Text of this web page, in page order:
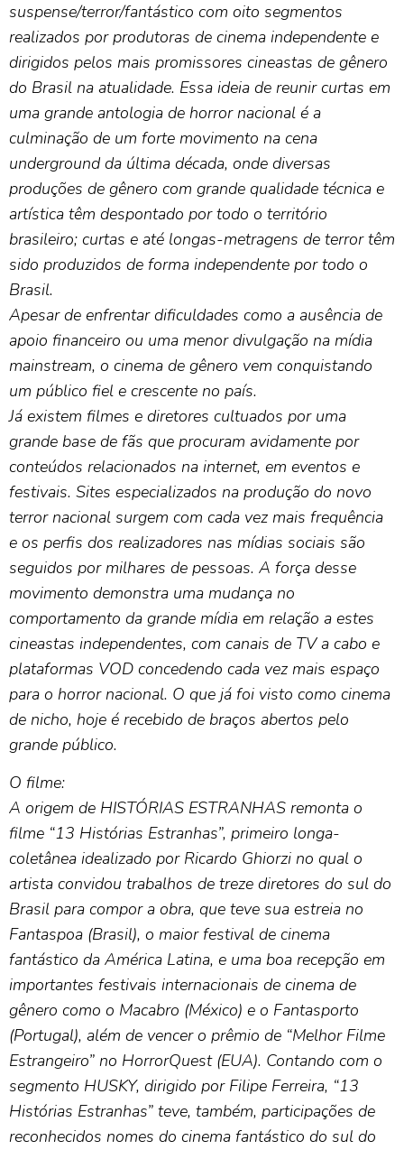
suspense/terror/fantástico com oito segmentos
realizados por produtoras de cinema independente e
dirigidos pelos mais promissores cineastas de gênero
do Brasil na atualidade. Essa ideia de reunir curtas em
uma grande antologia de horror nacional é a
culminação de um forte movimento na cena
underground da última década, onde diversas
produções de gênero com grande qualidade técnica e
artística têm despontado por todo o território
brasileiro; curtas e até longas-metragens de terror têm
sido produzidos de forma independente por todo o
Brasil.
Apesar de enfrentar dificuldades como a ausência de
apoio financeiro ou uma menor divulgação na mídia
mainstream, o cinema de gênero vem conquistando
um público fiel e crescente no país.
Já existem filmes e diretores cultuados por uma
grande base de fãs que procuram avidamente por
conteúdos relacionados na internet, em eventos e
festivais. Sites especializados na produção do novo
terror nacional surgem com cada vez mais frequência
e os perfis dos realizadores nas mídias sociais são
seguidos por milhares de pessoas. A força desse
movimento demonstra uma mudança no
comportamento da grande mídia em relação a estes
cineastas independentes, com canais de TV a cabo e
plataformas VOD concedendo cada vez mais espaço
para o horror nacional. O que já foi visto como cinema
de nicho, hoje é recebido de braços abertos pelo
grande público.
O filme:
A origem de HISTÓRIAS ESTRANHAS remonta o
filme “13 Histórias Estranhas”, primeiro longa-
coletânea idealizado por Ricardo Ghiorzi no qual o
artista convidou trabalhos de treze diretores do sul do
Brasil para compor a obra, que teve sua estreia no
Fantaspoa (Brasil), o maior festival de cinema
fantástico da América Latina, e uma boa recepção em
importantes festivais internacionais de cinema de
gênero como o Macabro (México) e o Fantasporto
(Portugal), além de vencer o prêmio de “Melhor Filme
Estrangeiro” no HorrorQuest (EUA). Contando com o
segmento HUSKY, dirigido por Filipe Ferreira, “13
Histórias Estranhas” teve, também, participações de
reconhecidos nomes do cinema fantástico do sul do